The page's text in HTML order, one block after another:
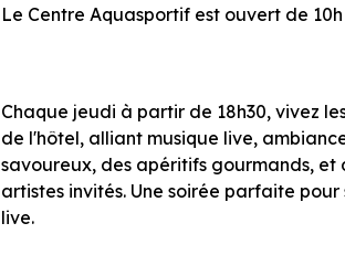
Le Centre Aquasportif est ouvert de
Chaque jeudi à partir de 18h30, vivez
de l'hôtel, alliant musique live,
savoureux, des apéritifs gourmands,
artistes invités. Une soirée parfaite
live.